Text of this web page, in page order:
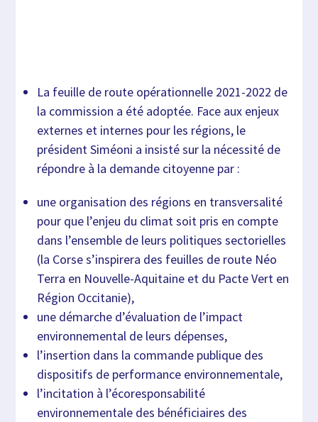
La feuille de route opérationnelle 2021-2022 de
la commission a été adoptée. Face aux enjeux
externes et internes pour les régions, le
président Siméoni a insisté sur la nécessité de
répondre à la demande citoyenne par :
une organisation des régions en transversalité
pour que l’enjeu du climat soit pris en compte
dans l’ensemble de leurs politiques sectorielles
(la Corse s’inspirera des feuilles de route Néo
Terra en Nouvelle-Aquitaine et du Pacte Vert en
Région Occitanie),
une démarche d’évaluation de l’impact
environnemental de leurs dépenses,
l’insertion dans la commande publique des
dispositifs de performance environnementale,
l’incitation à l’écoresponsabilité
environnementale des bénéficiaires des